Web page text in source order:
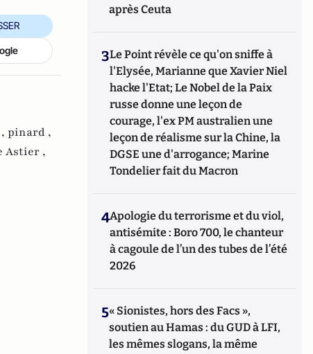
pinard ,
Astier ,
après Ceuta
3Le Point révèle ce qu'on sniffe à
l'Elysée, Marianne que Xavier Niel
hacke l'Etat; Le Nobel de la Paix
russe donne une leçon de
courage, l'ex PM australien une
leçon de réalisme sur la Chine, la
DGSE une d'arrogance; Marine
Tondelier fait du Macron
4Apologie du terrorisme et du viol,
antisémite : Boro 700, le chanteur
à cagoule de l’un des tubes de l’été
2026
5« Sionistes, hors des Facs »,
soutien au Hamas : du GUD à LFI,
les mêmes slogans, la même